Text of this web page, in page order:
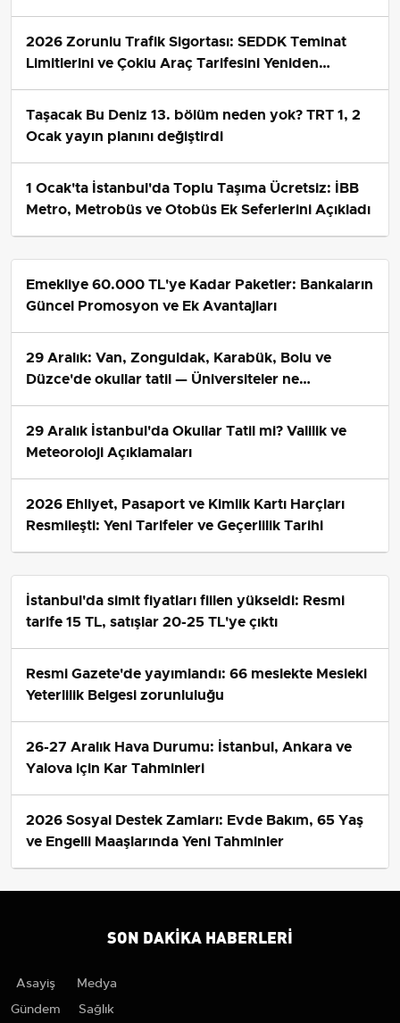
2026 Zorunlu Trafik Sigortası: SEDDK Teminat
Limitlerini ve Çoklu Araç Tarifesini Yeniden
Taşacak Bu Deniz 13. bölüm neden yok? TRT 1, 2
Ocak yayın planını değiştirdi
1 Ocak'ta İstanbul'da Toplu Taşıma Ücretsiz: İBB
Metro, Metrobüs ve Otobüs Ek Seferlerini Açıkladı
Emekliye 60.000 TL'ye Kadar Paketler: Bankaların
Güncel Promosyon ve Ek Avantajları
29 Aralık: Van, Zonguldak, Karabük, Bolu ve
Düzce'de okullar tatil — Üniversiteler ne
29 Aralık İstanbul'da Okullar Tatil mi? Valilik ve
Meteoroloji Açıklamaları
2026 Ehliyet, Pasaport ve Kimlik Kartı Harçları
Resmileşti: Yeni Tarifeler ve Geçerlilik Tarihi
İstanbul'da simit fiyatları fiilen yükseldi: Resmi
tarife 15 TL, satışlar 20-25 TL'ye çıktı
Resmi Gazete'de yayımlandı: 66 meslekte Mesleki
Yeterlilik Belgesi zorunluluğu
26-27 Aralık Hava Durumu: İstanbul, Ankara ve
Yalova için Kar Tahminleri
2026 Sosyal Destek Zamları: Evde Bakım, 65 Yaş
ve Engelli Maaşlarında Yeni Tahminler
SON DAKIKA HABERLERI
Asayiş
Gündem
Medya
Sağlık